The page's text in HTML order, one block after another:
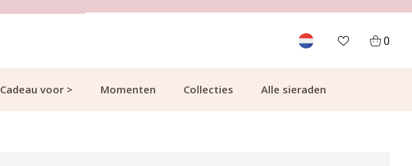
0
Cadeau voor > Momenten Collecties Alle sieraden